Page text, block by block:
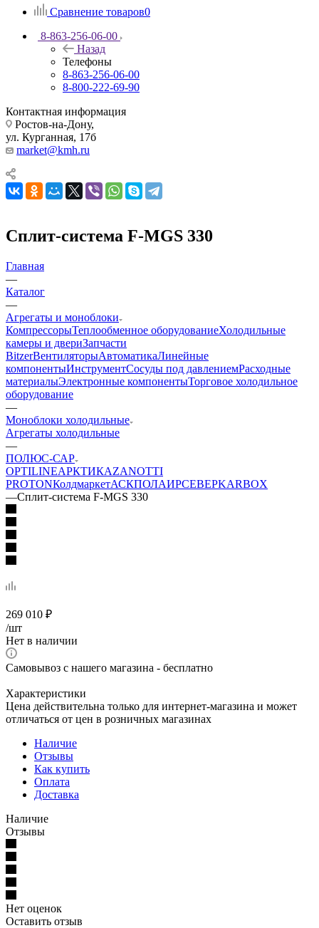
Сравнение товаров0
8-863-256-06-00
Назад
Телефоны
8-863-256-06-00
8-800-222-69-90
Контактная информация
Ростов-на-Дону,
ул. Курганная, 17б
market@kmh.ru
Сплит-система F-MGS 330
Главная
—
Каталог
—
Агрегаты и моноблоки
КомпрессорыТеплообменное оборудованиеХолодильные
камеры и двериЗапчасти
BitzerВентиляторыАвтоматикаЛинейные
компонентыИнструментСосуды под давлениемРасходные
материалыЭлектронные компонентыТорговое холодильное
оборудование
—
Моноблоки холодильные
Агрегаты холодильные
—
ПОЛЮС-САР
OPTILINEАРКТИКАZANOTTI
PROTONКолдмаркетАСКПОЛАИРСЕВЕРKARBOX
—Сплит-система F-MGS 330
269 010 ₽
/шт
Нет в наличии
Самовывоз с нашего магазина - бесплатно
Характеристики
Цена действительна только для интернет-магазина и может
отличаться от цен в розничных магазинах
Наличие
Отзывы
Как купить
Оплата
Доставка
Наличие
Отзывы
Нет оценок
Оставить отзыв